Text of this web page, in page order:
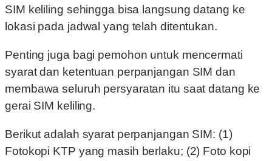
SIM keliling sehingga bisa langsung datang ke
lokasi pada jadwal yang telah ditentukan.
Penting juga bagi pemohon untuk mencermati
syarat dan ketentuan perpanjangan SIM dan
membawa seluruh persyaratan itu saat datang ke
gerai SIM keliling.
Berikut adalah syarat perpanjangan SIM: (1)
Fotokopi KTP yang masih berlaku; (2) Foto kopi